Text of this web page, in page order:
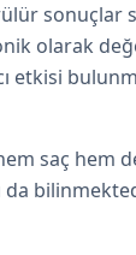
sonuçlar
olarak
etkisi
saç hem
da